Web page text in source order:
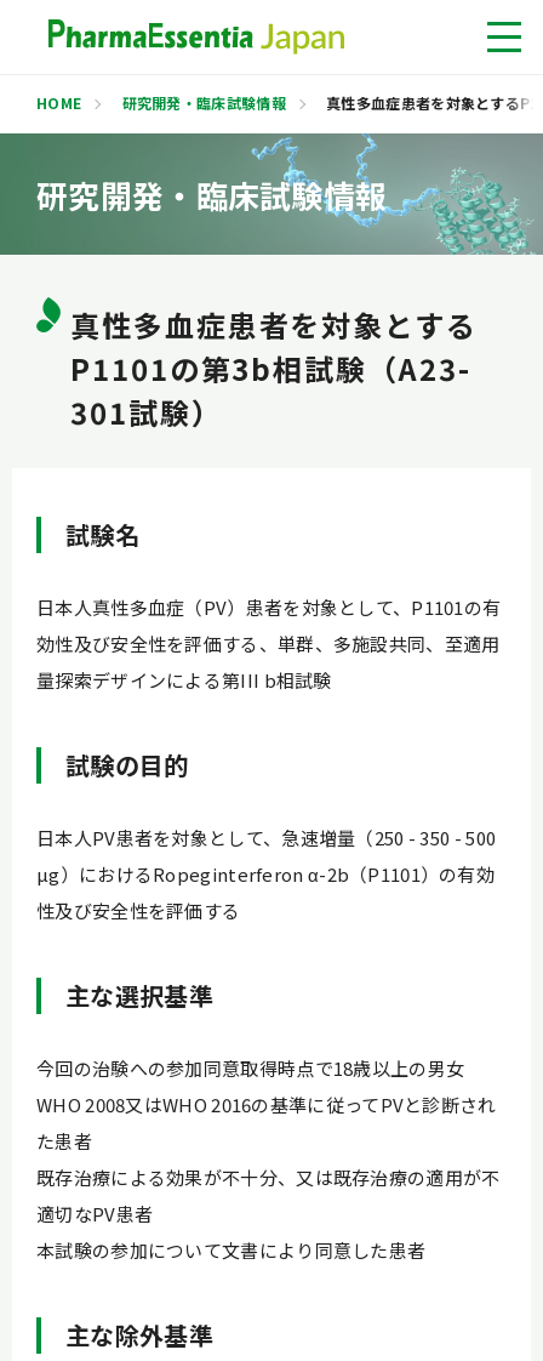
患者さん・ご家族の皆さま
研究開発・臨床試験情報
※医師向けコンテンツ
HOME 研究開発・臨床試験情報 真性多血症患者を対象とする
研究開発・臨床試験情報
真性多血症患者を対象とする
P1101の第3b相試験（A23-
301試験）
試験名
日本人真性多血症（PV）患者を対象として、P1101の有
効性及び安全性を評価する、単群、多施設共同、至適用
量探索デザインによる第III b相試験
試験の⽬的
日本人PV患者を対象として、急速増量（250 - 350 - 500
µg）におけるRopeginterferon α-2b（P1101）の有効
性及び安全性を評価する
主な選択基準
今回の治験への参加同意取得時点で18歳以上の男女
WHO 2008又はWHO 2016の基準に従ってPVと診断され
た患者
既存治療による効果が不十分、又は既存治療の適用が不
適切なPV患者
本試験の参加について文書により同意した患者
主な除外基準